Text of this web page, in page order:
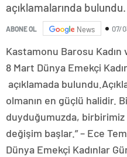
açıklamalarında bulundu.
ABONE OL News 07/
Kastamonu Barosu Kadın
8 Mart Dünya Emekçi
açıklamada
olmanın en güçlü halidir.
duyduğumuzda,
değişim başlar.” – Ece
Dünya Emekçi Kadınlar